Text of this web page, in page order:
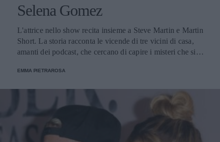
Selena Gomez
L'attrice nello show recita insieme a Steve Martin e Martin
Short. La storia racconta le vicende di tre vicini di casa,
amanti dei podcast, che cercano di capire i misteri che si
EMMA PIETRAROSA